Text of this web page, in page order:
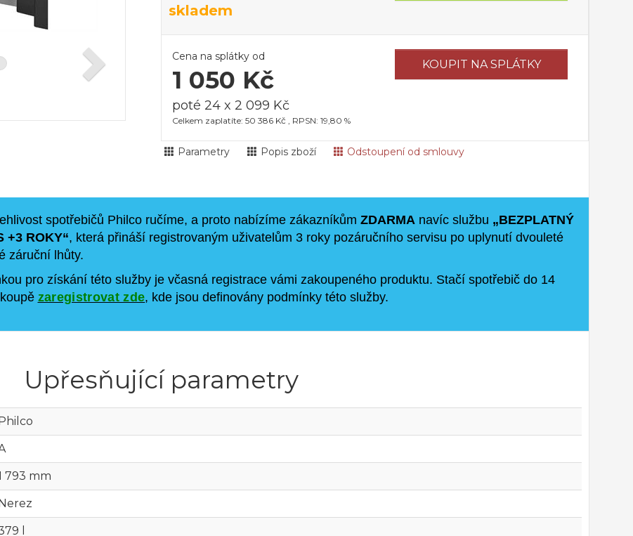
skladem
Cena na splátky od
1 050 Kč
poté 24 x 2 099 Kč
KOUPIT NA SPLÁTKY
Celkem zaplatíte: 50 386 Kč , RPSN: 19,80 %
Parametry Popis zboží Odstoupení od smlouvy
spotřebičů Philco ručíme, a proto nabízíme zákazníkům ZDARMA navíc službu „BEZPLATNÝ
+3 ROKY“, která přináší registrovaným uživatelům 3 roky pozáručního servisu po uplynutí dvouleté
záruční lhůty.
pro získání této služby je včasná registrace vámi zakoupeného produktu. Stačí spotřebič do 14
zaregistrovat zde, kde jsou definovány podmínky této služby.
Upřesňující parametry
793 mm
l